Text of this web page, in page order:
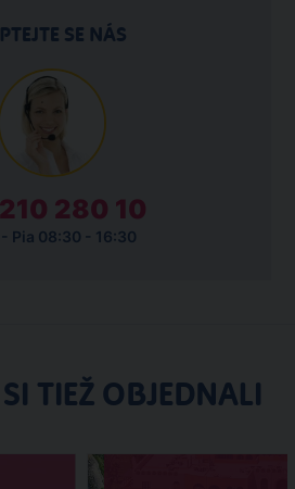
SE NÁS
280 10
Pia 08:30 - 16:30
TIEŽ OBJEDNALI